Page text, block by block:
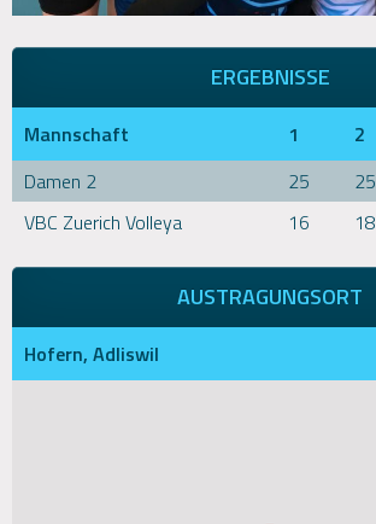
ERGEBNISSE
Mannschaft 1 2
Damen 2
25 25
VBC Zuerich Volleya
16 18
AUSTRAGUNGSORT
Hofern, Adliswil